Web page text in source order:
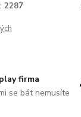
2287
firma
se bát nemusíte